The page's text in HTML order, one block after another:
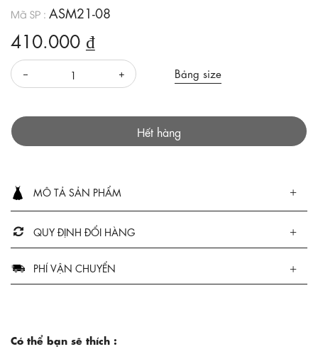
Mã SP : ASM21-08
410.000 ₫
Bảng size
Hết hàng
MÔ TẢ SẢN PHẨM
QUY ĐỊNH ĐỔI HÀNG
PHÍ VẬN CHUYỂN
Có thể bạn sẽ thích :